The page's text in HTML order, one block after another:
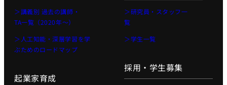
＞講義別 過去の講師・
TA一覧（2020年〜）
＞人工知能・深層学習を学
ぶためのロードマップ
起業家育成
＞研究員・スタッフ一
覧
＞学生一覧
採用・学生募集